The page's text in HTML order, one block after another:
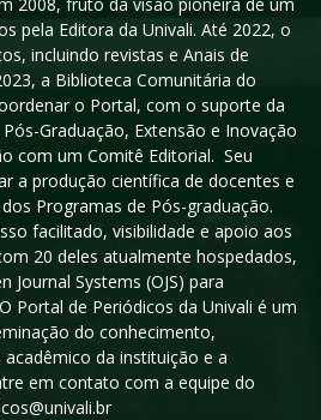
pela Editora da Univali. Até 2022, o
incluindo revistas e Anais de
a Biblioteca Comunitária do
o Portal, com o suporte da
Graduação, Extensão e Inovação
com um Comitê Editorial. Seu
a produção científica de docentes e
Programas de Pós-graduação.
facilitado, visibilidade e apoio aos
20 deles atualmente hospedados,
Journal Systems (OJS) para
Portal de Periódicos da Univali é um
do conhecimento,
da instituição e a
em contato com a equipe do